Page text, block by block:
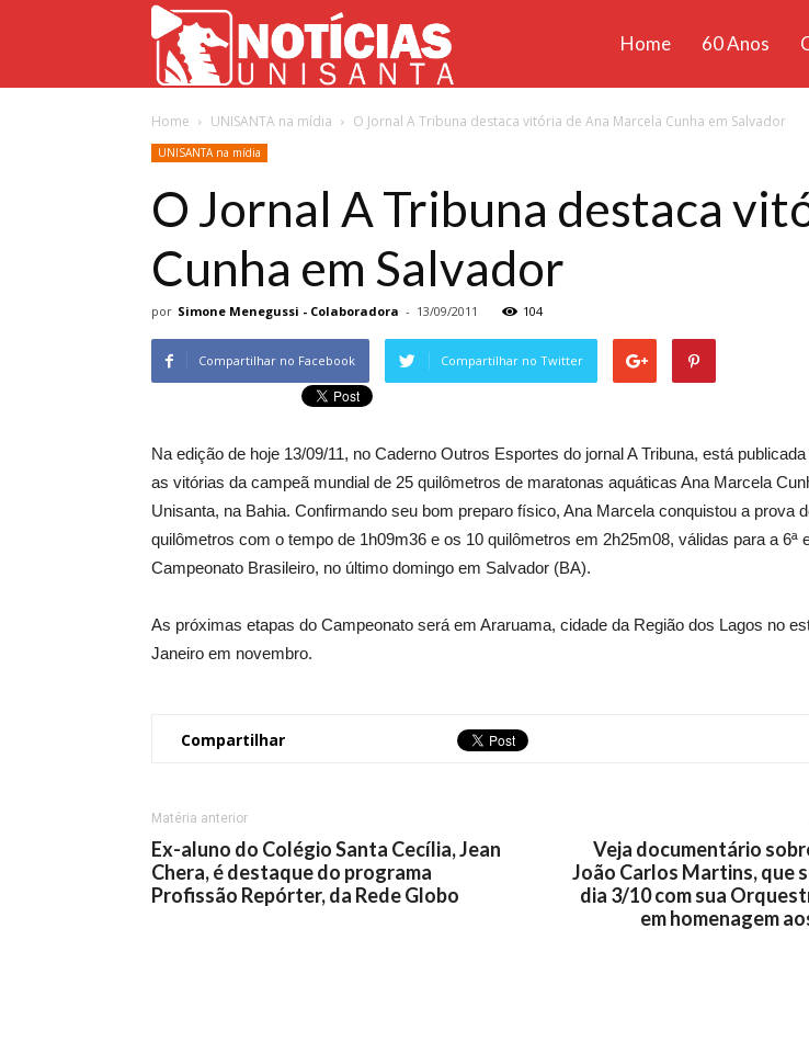
Unisanta
Home 60 Anos
Home UNISANTA na mídia O Jornal A Tribuna destaca vitória de Ana Marcela Cunha em Salvador
UNISANTA na mídia
O Jornal A Tribuna destaca
Cunha em Salvador
por Simone Menegussi - Colaboradora - 13/09/2011 104
Compartilhar no Facebook Compartilhar no Twitter
Na edição de hoje 13/09/11, no Caderno Outros Esportes do jornal A Tribuna, está
as vitórias da campeã mundial de 25 quilômetros de maratonas aquáticas Ana Marcela
Unisanta, na Bahia. Confirmando seu bom preparo físico, Ana Marcela conquistou a prova
quilômetros com o tempo de 1h09m36 e os 10 quilômetros em 2h25m08, válidas para a 6ª
Campeonato Brasileiro, no último domingo em Salvador (BA).
As próximas etapas do Campeonato será em Araruama, cidade da Região dos Lagos no
Janeiro em novembro.
Compartilhar
Matéria anterior
Ex-aluno do Colégio Santa Cecília, Jean
Chera, é destaque do programa
Profissão Repórter, da Rede Globo
Veja documentário
João Carlos Martins, que
dia 3/10 com sua
em homenagem